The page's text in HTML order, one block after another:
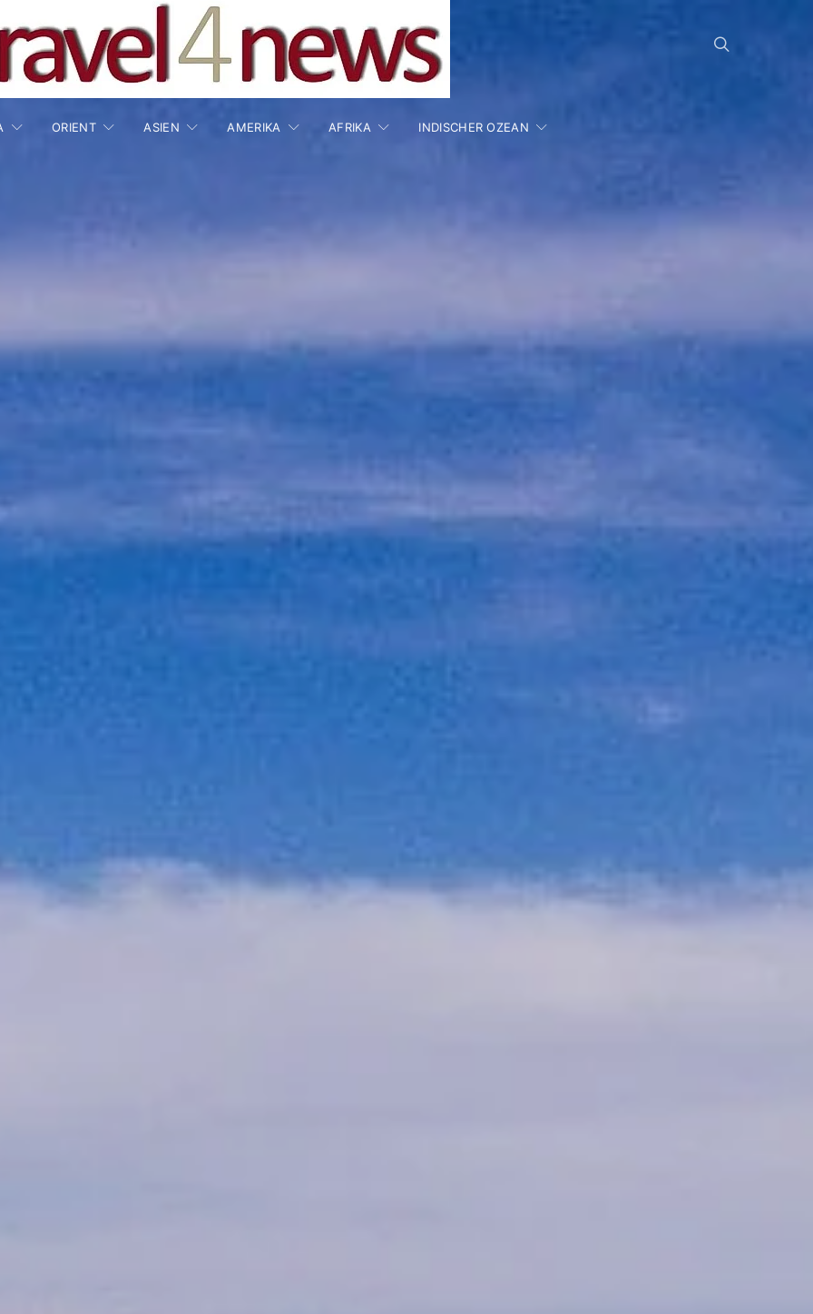
ORIENT ASIEN AMERIKA AFRIKA INDISCHER OZEAN